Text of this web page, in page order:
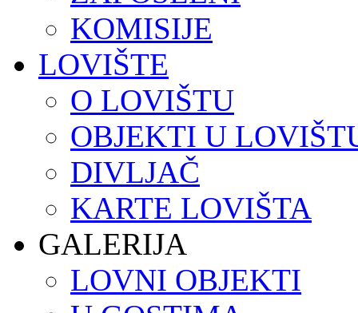
KOMISIJE
LOVIŠTE
O LOVIŠTU
OBJEKTI U
DIVLJAČ
KARTE LOVIŠTA
GALERIJA
LOVNI OBJEKTI